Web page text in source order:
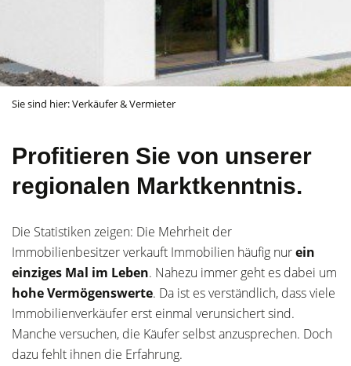
Sie sind hier:Verkäufer & Vermieter
Profitieren Sie von unserer
regionalen Marktkenntnis.
Die Statistiken zeigen: Die Mehrheit der
Immobilienbesitzer verkauft Immobilien häufig nurein
einziges Mal im Leben. Nahezu immer geht es dabei um
hohe Vermögenswerte. Da ist es verständlich, dass viele
Immobilienverkäufer erst einmal verunsichert sind.
Manche versuchen, die Käufer selbst anzusprechen. Doch
dazu fehlt ihnen die Erfahrung.